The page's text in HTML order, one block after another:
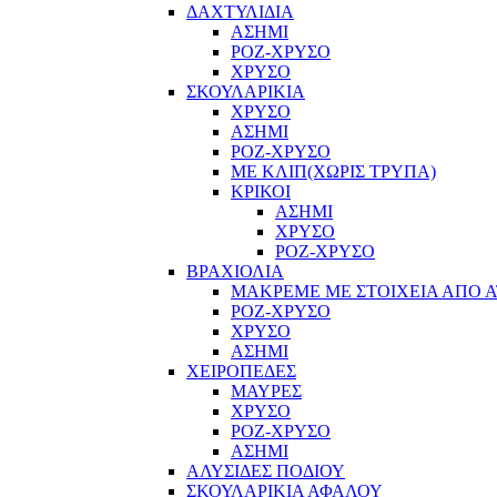
ΔΑΧΤΥΛΙΔΙΑ
ΑΣΗΜΙ
ΡΟΖ-ΧΡΥΣΟ
ΧΡΥΣΟ
ΣΚΟΥΛΑΡΙΚΙΑ
ΧΡΥΣΟ
ΑΣΗΜΙ
ΡΟΖ-ΧΡΥΣΟ
ΜΕ ΚΛΙΠ(ΧΩΡΙΣ ΤΡΥΠΑ)
ΚΡΙΚΟΙ
ΑΣΗΜΙ
ΧΡΥΣΟ
ΡΟΖ-ΧΡΥΣΟ
ΒΡΑΧΙΟΛΙΑ
ΜΑΚΡΕΜΕ ΜΕ ΣΤΟΙΧΕΙΑ ΑΠΟ
ΡΟΖ-ΧΡΥΣΟ
ΧΡΥΣΟ
ΑΣΗΜΙ
ΧΕΙΡΟΠΕΔΕΣ
ΜΑΥΡΕΣ
ΧΡΥΣΟ
ΡΟΖ-ΧΡΥΣΟ
ΑΣΗΜΙ
ΑΛΥΣΙΔΕΣ ΠΟΔΙΟΥ
ΣΚΟΥΛΑΡΙΚΙΑ ΑΦΑΛΟΥ